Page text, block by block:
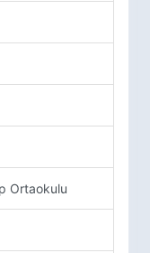
Ortaokulu